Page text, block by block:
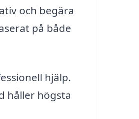
och begära
på både
hjälp.
håller högsta